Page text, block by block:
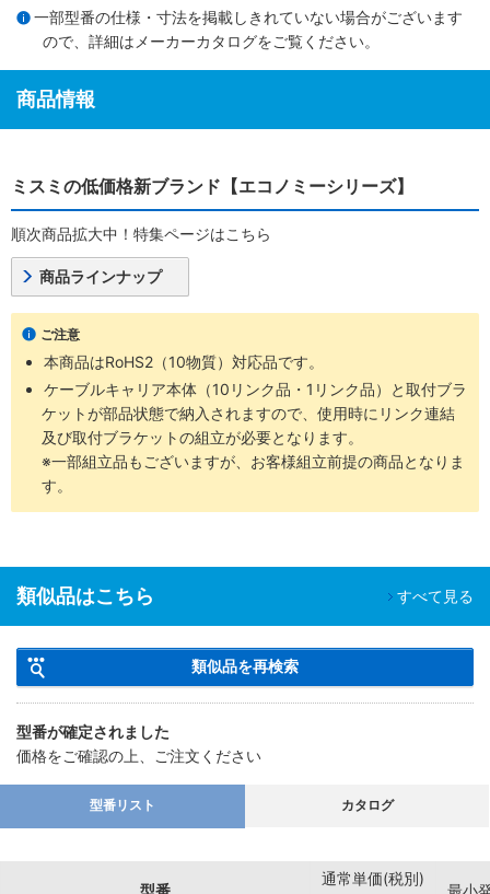
一部型番の仕様・寸法を掲載しきれていない場合がございます
ので、詳細は メーカーカタログをご覧ください。
商品情報
ミスミの低価格新ブランド【エコノミーシリーズ】
順次商品拡大中！特集ページはこちら
商品ラインナップ
ご注意
本商品はRoHS2（10物質）対応品です。
ケーブルキャリア本体（10リンク品・1リンク品）と取付ブラ
ケットが部品状態で納入されますので、使用時にリンク連結
及び取付ブラケットの組立が必要となります。
※一部組立品もございますが、お客様組立前提の商品となりま
す。
類似品はこちら すべて見る
類似品を再検索
型番が確定されました
価格をご確認の上、ご注文ください
型番リスト カタログ
型番
通常単価(税別)
最小